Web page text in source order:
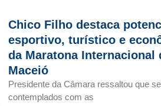
Chico Filho destaca
esportivo, turístico e
da Maratona Internacional
Maceió
Presidente da Câmara ressaltou que
contemplados com as